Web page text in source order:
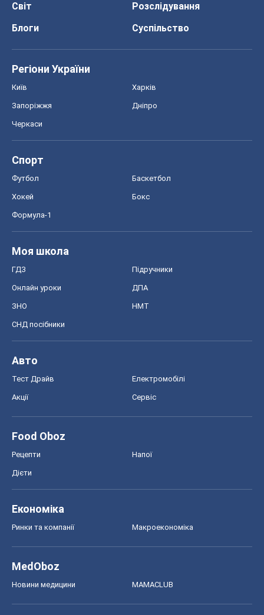
Світ
Розслідування
Блоги
Суспільство
Регіони України
Київ Харків
Запоріжжя Дніпро
Черкаси
Спорт
Футбол Баскетбол
Хокей Бокс
Формула-1
Моя школа
ГДЗ Підручники
Онлайн уроки ДПА
ЗНО НМТ
СНД посібники
Авто
Тест Драйв Електромобілі
Акції Сервіс
Food Oboz
Рецепти Напої
Дієти
Економіка
Ринки та компанії Макроекономіка
MedOboz
Новини медицини MAMACLUB